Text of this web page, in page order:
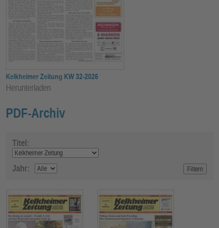
Kelkheimer Zeitung KW 32-2026
Herunterladen
PDF-Archiv
Titel:
Jahr:
E
N